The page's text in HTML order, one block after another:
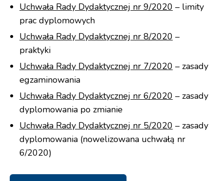
Uchwała Rady Dydaktycznej nr 9/2020 – limity
prac dyplomowych
Uchwała Rady Dydaktycznej nr 8/2020 –
praktyki
Uchwała Rady Dydaktycznej nr 7/2020 – zasady
egzaminowania
Uchwała Rady Dydaktycznej nr 6/2020 – zasady
dyplomowania po zmianie
Uchwała Rady Dydaktycznej nr 5/2020 – zasady
dyplomowania (nowelizowana uchwałą nr
6/2020)